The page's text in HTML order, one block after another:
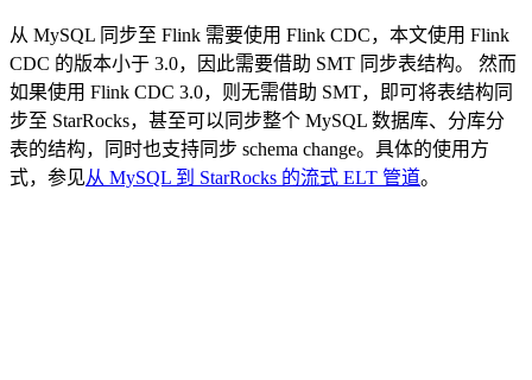
从 MySQL 同步至 Flink 需要使用 Flink CDC，本文使用 Flink
CDC 的版本小于 3.0，因此需要借助 SMT 同步表结构。 然而
如果使用 Flink CDC 3.0，则无需借助 SMT，即可将表结构同
步至 StarRocks，甚至可以同步整个 MySQL 数据库、分库分
表的结构，同时也支持同步 schema change。具体的使用方
式，参见从 MySQL 到 StarRocks 的流式 ELT 管道。